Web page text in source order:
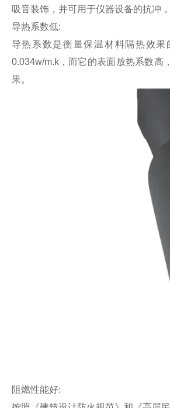
吸音装饰，并可用于仪器设备的抗冲，
导热系数低:
导热系数是衡量保温材料隔热效
0.034w/m.k，而它的表面放热系数高
果。
阻燃性能好: